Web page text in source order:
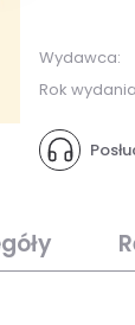
Wydawca:
Rok